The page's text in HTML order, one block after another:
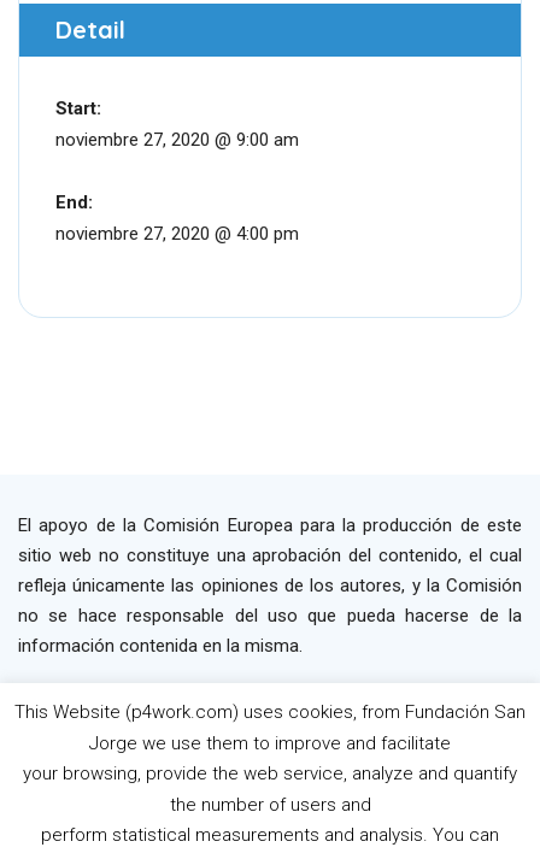
Detail
Start:
noviembre 27, 2020 @ 9:00 am
End:
noviembre 27, 2020 @ 4:00 pm
El apoyo de la Comisión Europea para la producción de este
sitio web no constituye una aprobación del contenido, el cual
refleja únicamente las opiniones de los autores, y la Comisión
no se hace responsable del uso que pueda hacerse de la
información contenida en la misma.
2019 P4WORK © Powered By INP Formación
Términos y Condiciones
Política de Cookies
This Website (p4work.com) uses cookies, from Fundación San
Jorge we use them to improve and facilitate
your browsing, provide the web service, analyze and quantify
the number of users and
perform statistical measurements and analysis. You can